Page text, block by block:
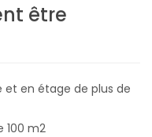
être
et en étage de plus de
100 m2